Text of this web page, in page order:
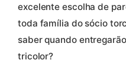
excelente escolha de
toda família do sócio
saber quando
tricolor?